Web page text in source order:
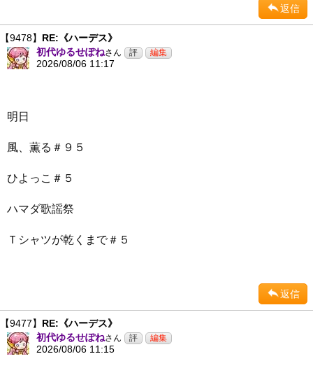
返信
【9478】 RE:《ハーデス》
初代ゆるせぽねさん
2026/08/06 11:17
明日
風、薫る＃９５
ひよっこ＃５
ハマダ歌謡祭
Ｔシャツが乾くまで＃５
返信
【9477】 RE:《ハーデス》
初代ゆるせぽねさん
2026/08/06 11:15